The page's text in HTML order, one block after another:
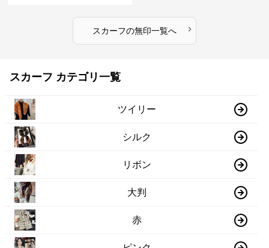
スカーフの無印一覧へ ›
スカーフ カテゴリ一覧
ツイリー
シルク
リボン
大判
赤